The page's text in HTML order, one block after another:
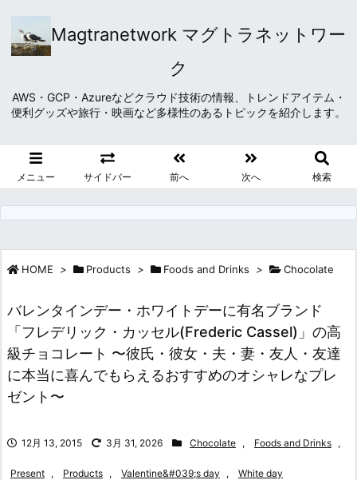
Magtranetwork マグトラネットワー
ク
AWS・GCP・Azureなどクラウド技術の情報、トレンドアイテム・
便利グッズや旅行・映画など多様性のあるトピックを紹介します。
メニュー サイドバー 前へ 次へ 検索
HOME > Products > Foods and Drinks > Chocolate
バレンタインデー・ホワイトデーに有名ブランド
「フレデリック・カッセル(Frederic Cassel)」の高
級チョコレート 〜彼氏・彼女・夫・妻・友人・友達
に本当に喜んでもらえるおすすめのオシャレなプレ
ゼント〜
12月 13, 2015 3月 31, 2026 Chocolate , Foods and Drinks ,
Present , Products , Valentine&#039;s day , White day